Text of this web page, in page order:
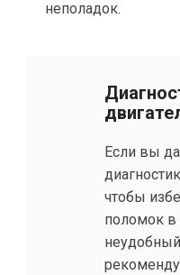
неполадок.
Если вы
чтобы
поломок